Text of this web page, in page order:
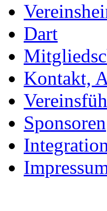
Dart
Kontakt,
Sponsoren